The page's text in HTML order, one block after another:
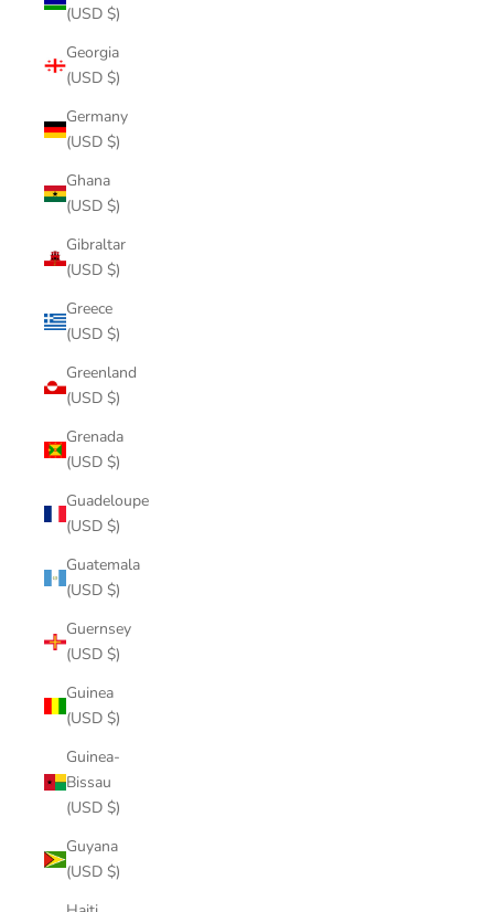
(USD $)
Georgia
(USD $)
Germany
(USD $)
Ghana
(USD $)
Gibraltar
(USD $)
Greece
(USD $)
Greenland
(USD $)
Grenada
(USD $)
Guadeloupe
(USD $)
Guatemala
(USD $)
Guernsey
(USD $)
Guinea
(USD $)
Guinea-
Bissau
(USD $)
Guyana
(USD $)